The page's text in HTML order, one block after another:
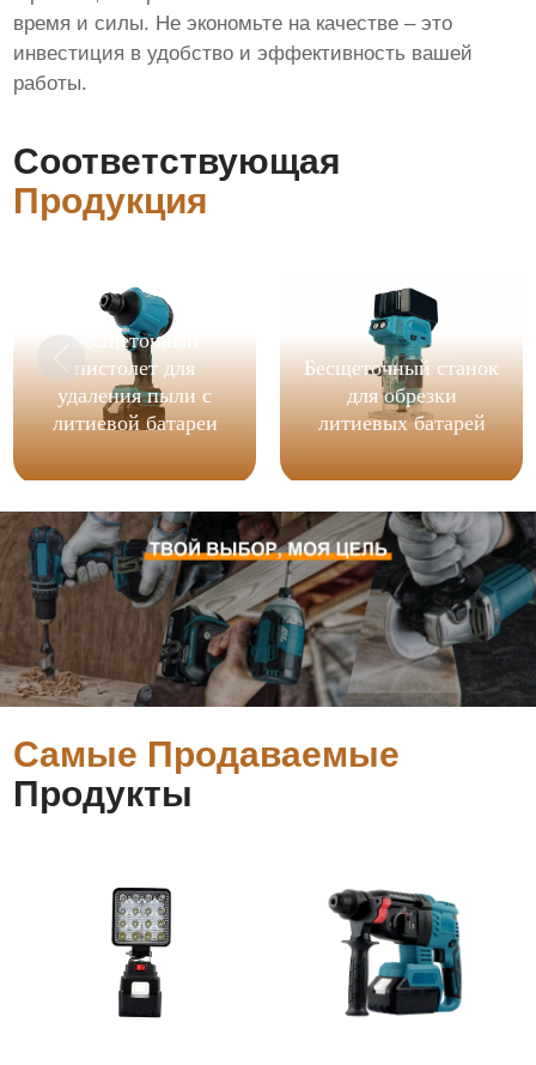
время и силы. Не экономьте на качестве – это
инвестиция в удобство и эффективность вашей
работы.
Соответствующая
Продукция
Бесщеточный
пистолет для
удаления пыли с
литиевой батареи
Бесщеточный станок
для обрезки
литиевых батарей
Самые Продаваемые
Продукты